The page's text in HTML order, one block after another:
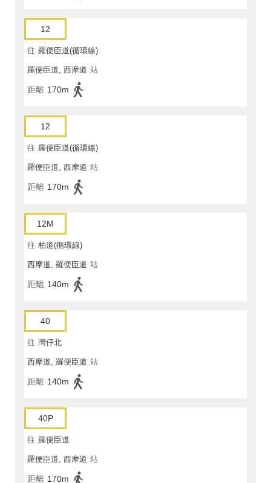
12
往 羅便臣道(循環線)
羅便臣道, 西摩道 站
距離 170m
12
往 羅便臣道(循環線)
羅便臣道, 西摩道 站
距離 170m
12M
往 柏道(循環線)
西摩道, 羅便臣道 站
距離 140m
40
往 灣仔北
西摩道, 羅便臣道 站
距離 140m
40P
往 羅便臣道
羅便臣道, 西摩道 站
距離 170m